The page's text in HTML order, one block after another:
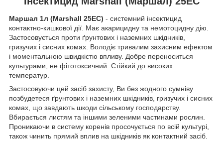
Маршал 1л (Marshall 25EC) - системний інсектицид
контактно-кишкової дії. Має акарицидну та немотоцидну дію.
Застосовується проти ґрунтових і наземних шкідників,
гризучих і сисних комах. Володіє тривалим захисним ефектом
і моментальною швидкістю впливу. Добре переноситься
культурами, не фітотоксичний. Стійкий до високих
температур.
Застосовуючи цей засіб захисту, Ви без жодного сумніву
позбудетеся ґрунтових і наземних шкідників, гризучих і сисних
комах, що завдають шкоди сільському господарству.
Вбирається листям та іншими зеленими частинами рослин.
Проникаючи в систему коренів просочується по всій культурі,
також чинить прямий вплив на шкідників як контактний засіб.